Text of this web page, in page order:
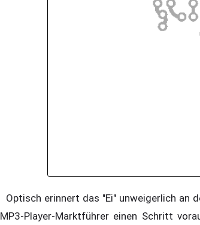
Optisch erinnert das "Ei" unweigerlich an
MP3-Player-Marktführer einen Schritt